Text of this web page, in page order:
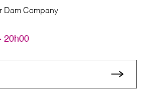
Dam Company
20h00